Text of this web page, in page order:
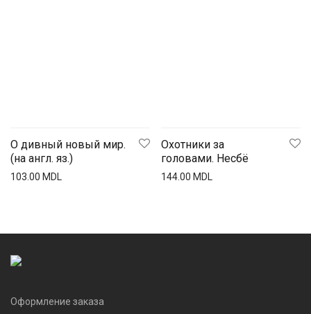
О дивный новый мир.
(на англ. яз.)
103.00 MDL
Охотники за
головами. Несбё
144.00 MDL
Оформление заказа